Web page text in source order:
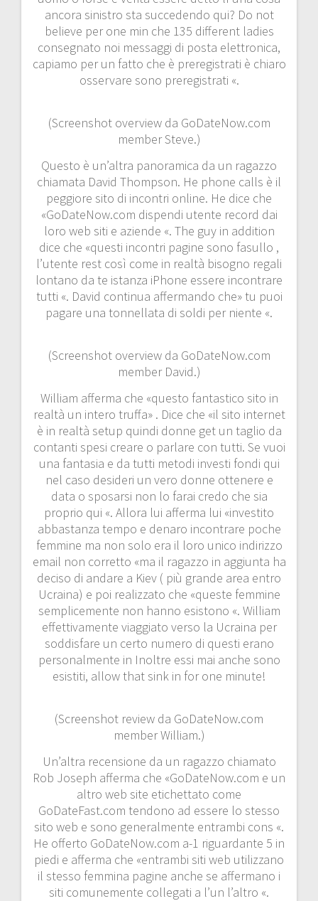
ancora sinistro sta succedendo qui? Do not
believe per one min che 135 different ladies
consegnato noi messaggi di posta elettronica,
capiamo per un fatto che è preregistrati è chiaro
osservare sono preregistrati «.
(Screenshot overview da GoDateNow.com
member Steve.)
Questo è un’altra panoramica da un ragazzo
chiamata David Thompson. He phone calls è il
peggiore sito di incontri online. He dice che
«GoDateNow.com dispendi utente record dai
loro web siti e aziende «. The guy in addition
dice che «questi incontri pagine sono fasullo ,
l’utente rest così come in realtà bisogno regali
lontano da te istanza iPhone essere incontrare
tutti «. David continua affermando che» tu puoi
pagare una tonnellata di soldi per niente «.
(Screenshot overview da GoDateNow.com
member David.)
William afferma che «questo fantastico sito in
realtà un intero truffa» . Dice che «il sito internet
è in realtà setup quindi donne get un taglio da
contanti spesi creare o parlare con tutti. Se vuoi
una fantasia e da tutti metodi investi fondi qui
nel caso desideri un vero donne ottenere e
data o sposarsi non lo farai credo che sia
proprio qui «. Allora lui afferma lui «investito
abbastanza tempo e denaro incontrare poche
femmine ma non solo era il loro unico indirizzo
email non corretto «ma il ragazzo in aggiunta ha
deciso di andare a Kiev ( più grande area entro
Ucraina) e poi realizzato che «queste femmine
semplicemente non hanno esistono «. William
effettivamente viaggiato verso la Ucraina per
soddisfare un certo numero di questi erano
personalmente in Inoltre essi mai anche sono
esistiti, allow that sink in for one minute!
(Screenshot review da GoDateNow.com
member William.)
Un’altra recensione da un ragazzo chiamato
Rob Joseph afferma che «GoDateNow.com e un
altro web site etichettato come
GoDateFast.com tendono ad essere lo stesso
sito web e sono generalmente entrambi cons «.
He offerto GoDateNow.com a-1 riguardante 5 in
piedi e afferma che «entrambi siti web utilizzano
il stesso femmina pagine anche se affermano i
siti comunemente collegati a l’un l’altro «.